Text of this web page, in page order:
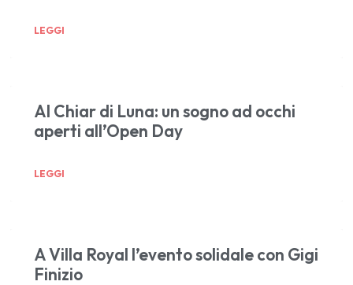
LEGGI
Al Chiar di Luna: un sogno ad occhi
aperti all’Open Day
LEGGI
A Villa Royal l’evento solidale con Gigi
Finizio